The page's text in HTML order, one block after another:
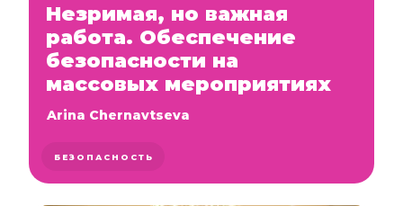
Незримая, но важная
работа. Обеспечение
безопасности на
массовых мероприятиях
Arina Chernavtseva
БЕЗОПАСНОСТЬ